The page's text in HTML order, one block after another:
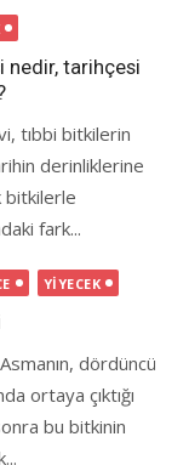
nedir, tarihçesi
tıbbi bitkilerin
derinliklerine
bitkilerle
fark...
YIYECEK
dördüncü
ortaya çıktığı
bu bitkinin